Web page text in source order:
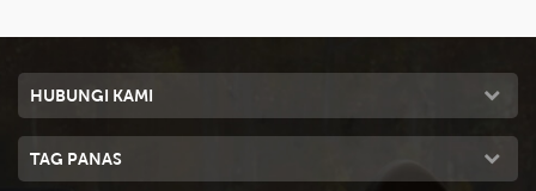
HUBUNGI KAMI
TAG PANAS